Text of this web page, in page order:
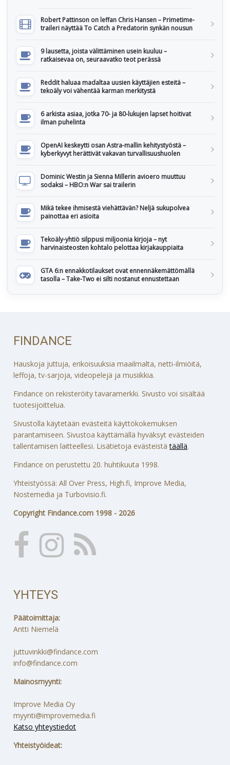
Robert Pattinson on leffan Chris Hansen – Primetime-
traileri näyttää To Catch a Predatorin synkän nousun
9 lausetta, joista välittäminen usein kuuluu –
ratkaisevaa on, seuraavatko teot perässä
Reddit haluaa madaltaa uusien käyttäjien esteitä –
tekoäly voi vähentää karman merkitystä
6 arkista asiaa, jotka 70- ja 80-lukujen lapset hoitivat
ilman puhelinta
OpenAI keskeytti osan Astra-mallin kehitystyöstä –
kyberkyvyt herättivät vakavan turvallisuushuolen
Dominic Westin ja Sienna Millerin avioero muuttuu
sodaksi – HBO:n War sai trailerin
Mikä tekee ihmisestä viehättävän? Neljä sukupolvea
painottaa eri asioita
Tekoäly-yhtiö silppusi miljoonia kirjoja – nyt
harvinaisteosten kohtalo pelottaa kirjakauppiaita
GTA 6:n ennakkotilaukset ovat ennennäkemättömällä
tasolla – Take-Two ei silti nostanut ennustettaan
FINDANCE
Hauskoja juttuja, erikoisuuksia maailmalta, netti-ilmiöitä,
leffoja, tv-sarjoja, videopelejä ja musiikkia.
Findance on rekisteröity tavaramerkki. Sivusto voi sisältää
tuotesijoittelua.
Sivustolla käytetään evästeitä käyttökokemuksen
parantamiseen. Sivustoa käyttämällä hyväksyt evästeiden
tallentamisen laitteellesi. Lisätietoja evästeistätäällä.
Findance on perustettu 20. huhtikuuta 1998.
Yhteistyössä: All Over Press, High.fi, Improve Media,
Nostemedia ja Turbovisio.fi.
Copyright Findance.com 1998 - 2026
YHTEYS
Päätoimittaja:
Antti Niemelä
juttuvinkki@findance.com
info@findance.com
Mainosmyynti:
Improve Media Oy
myynti@improvemedia.fi
Katso yhteystiedot
Yhteistyöideat: